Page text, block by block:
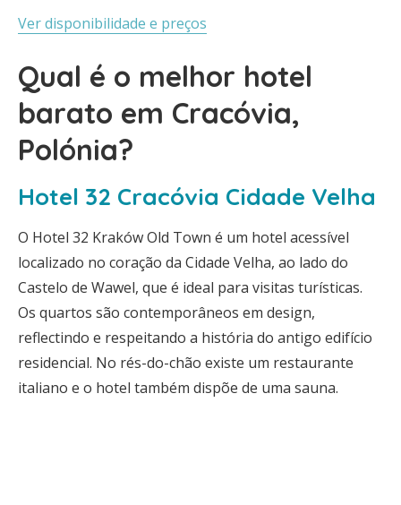
Ver disponibilidade e preços
Qual é o melhor hotel
barato em Cracóvia,
Polónia?
Hotel 32 Cracóvia Cidade Velha
O Hotel 32 Kraków Old Town é um hotel acessível
localizado no coração da Cidade Velha, ao lado do
Castelo de Wawel, que é ideal para visitas turísticas.
Os quartos são contemporâneos em design,
reflectindo e respeitando a história do antigo edifício
residencial. No rés-do-chão existe um restaurante
italiano e o hotel também dispõe de uma sauna.